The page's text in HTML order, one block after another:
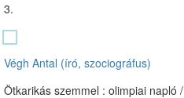
3.
Végh Antal (író, szociográfus)
Ötkarikás szemmel : olimpiai napló /